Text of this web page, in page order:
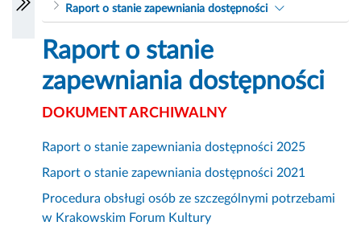
Raport o stanie zapewniania dostępności
Raport o stanie
zapewniania dostępności
DOKUMENT ARCHIWALNY
Raport o stanie zapewniania dostępności 2025
Raport o stanie zapewniania dostępności 2021
Procedura obsługi osób ze szczególnymi potrzebami
w Krakowskim Forum Kultury